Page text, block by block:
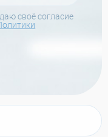
своё согласие